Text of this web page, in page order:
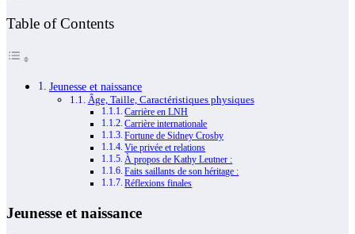
Table of Contents
Jeunesse et naissance
Âge, Taille, Caractéristiques physiques
Carrière en LNH
Carrière internationale
Fortune de Sidney Crosby
Vie privée et relations
À propos de Kathy Leutner :
Faits saillants de son héritage :
Réflexions finales
Jeunesse et naissance